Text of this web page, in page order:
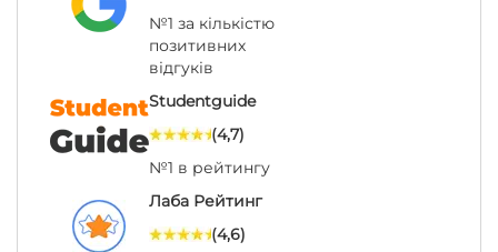
№1 за кількістю
позитивних
відгуків
Studentguide
(4,7)
№1 в рейтингу
Лаба Рейтинг
(4,6)